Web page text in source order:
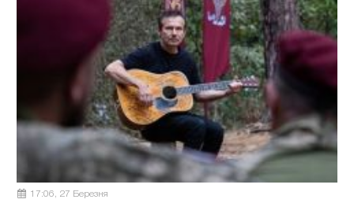
17:06, 27 Березня